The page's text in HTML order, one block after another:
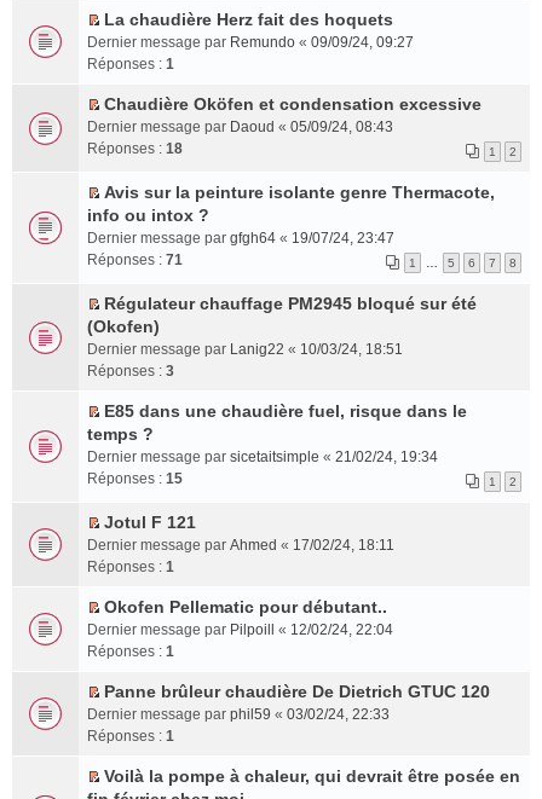
n
t
c
e
n
t
p
u
r
é
c
n
n
u
e
p
l
r
c
e
n
e
n
o
n
u
e
l
u
s
é
c
e
n
e
s
a
g
n
n
l
e
u
s
r
é
e
n
t
e
m
e
s
s
g
e
o
n
l
e
p
r
é
e
n
t
s
u
l
e
r
l
m
e
s
s
g
e
o
n
e
s
é
c
e
C
o
s
u
l
e
r
l
e
e
s
a
e
n
o
n
u
e
u
s
é
c
e
La chaudière Herz fait des hoquets
Dernier message par Remundo « 09/09/24, 09:27
Réponses : 1
C
o
s
u
t
l
m
e
s
g
e
n
n
u
e
u
s
é
c
Chaudière Oköfen et condensation excessive
Dernier message par Daoud « 05/09/24, 08:43
Réponses : 18 1 2
C
o
n
u
l
e
e
g
e
n
o
n
u
l
e
Avis sur la peinture isolante genre Thermacote,
info ou intox ?
Dernier message par gfgh64 « 19/07/24, 23:47
Réponses : 71 1 5 6 7 8
C
o
n
u
l
t
e
e
m
s
s
a
e
n
o
Régulateur chauffage PM2945 bloqué sur été
(Okofen)
Dernier message par Lanig22 « 10/03/24, 18:51
Réponses : 3
C
o
n
u
t
r
l
e
e
s
s
g
E85 dans une chaudière fuel, risque dans le
temps ?
Dernier message par sicetaitsimple « 21/02/24, 19:34
Réponses : 15 1 2
C
o
s
u
l
e
r
l
m
Jotul F 121
Dernier message par Ahmed « 17/02/24, 18:11
Réponses : 1
C
o
s
u
l
e
Okofen Pellematic pour débutant..
Dernier message par Pilpoill « 12/02/24, 22:04
Réponses : 1
C
o
s
u
Panne brûleur chaudière De Dietrich GTUC 120
Dernier message par phil59 « 03/02/24, 22:33
Réponses : 1
C
Voilà la pompe à chaleur, qui devrait être posée en